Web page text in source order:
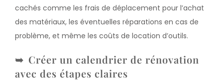
cachés comme les frais de déplacement pour l’achat
des matériaux, les éventuelles réparations en cas de
problème, et même les coûts de location d’outils.
Créer un calendrier de rénovation
avec des étapes claires